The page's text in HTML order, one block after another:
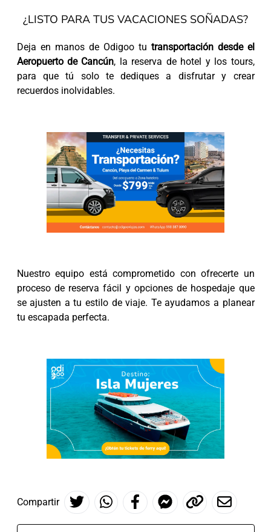
¿LISTO PARA TUS VACACIONES SOÑADAS?
Deja en manos de Odigoo tu transportación desde el
Aeropuerto de Cancún, la reserva de hotel y los tours,
para que tú solo te dediques a disfrutar y crear
recuerdos inolvidables.
Nuestro equipo está comprometido con ofrecerte un
proceso de reserva fácil y opciones de hospedaje que
se ajusten a tu estilo de viaje. Te ayudamos a planear
tu escapada perfecta.
Compartir